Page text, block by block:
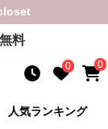
料
0 0
人気ランキング